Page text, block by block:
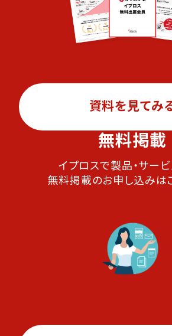
資料を見てみ
無料掲載
イプロスで製品・サー
無料掲載のお申し込みは